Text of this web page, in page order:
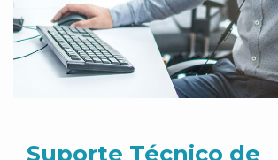
Suporte Técnico de